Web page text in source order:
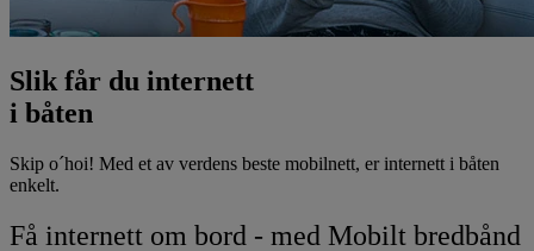
Slik får du internett
i båten
Skip o´hoi! Med et av verdens beste mobilnett, er internett i båten
enkelt.
Få internett om bord - med Mobilt bredbånd